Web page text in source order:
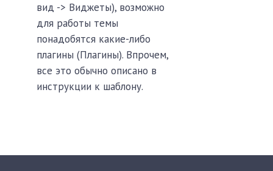
вид -> Виджеты), возможно
для работы темы
понадобятся какие-либо
плагины (Плагины). Впрочем,
все это обычно описано в
инструкции к шаблону.